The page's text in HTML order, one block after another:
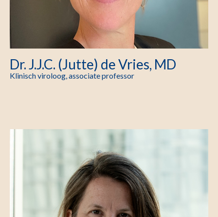
Dr. J.J.C. (Jutte) de Vries, MD
Klinisch viroloog, associate professor